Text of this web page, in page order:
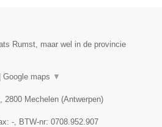
Rumst, maar wel in de provincie
| Google maps ▼
2800 Mechelen (Antwerpen)
- , BTW-nr: 0708.952.907